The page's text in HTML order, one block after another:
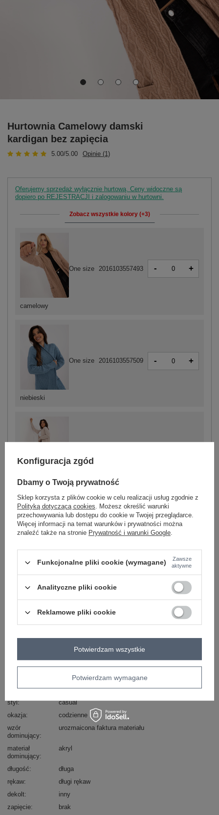
Hurtownia Camelowy damski
kardigan bez zapięcia
5.00/5.00 Opinie (1)
Oferujemy sprzedaż wyłącznie hurtową. Ceny widoczne są
dopiero po REJESTRACJI i zalogowaniu w hurtowni.
Zobacz wszystkie kolory (+3)
camelowy
One size 2016103557493 - +
niebieski
One size 2016103557509 - +
Zobacz wszystkie kolory (+3)
ZALOGUJ SIĘ I ZOBACZ CENĘ
Masz pytanie? Chętnie pomożemy.
Zadzwoń+48 601 547 740 Zadaj pytanie
skład materiału : 53% akryl, 29% poliester, 18%
AT-SW-2366.61
camelowy
typ produktu
narzutka
styl
casual
okazja
codzienne
wzór
dominujący
urozmaicona faktura materiału
materiał
dominujący
akryl
długość
długa
rękaw
długi rękaw
dekolt
inny
zapięcie
brak
Konfiguracja zgód
Dbamy o Twoją prywatność
Sklep korzysta z plików cookie w celu realizacji usług zgodnie z
Polityką dotyczącą cookies. Możesz określić warunki
przechowywania lub dostępu do cookie w Twojej przeglądarce.
Więcej informacji na temat warunków i prywatności można
znaleźć także na stronie Prywatność i warunki Google.
Funkcjonalne pliki cookie (wymagane)
Zawsze
aktywne
Analityczne pliki cookie
Reklamowe pliki cookie
Potwierdzam wymagane
Potwierdzam wszystkie